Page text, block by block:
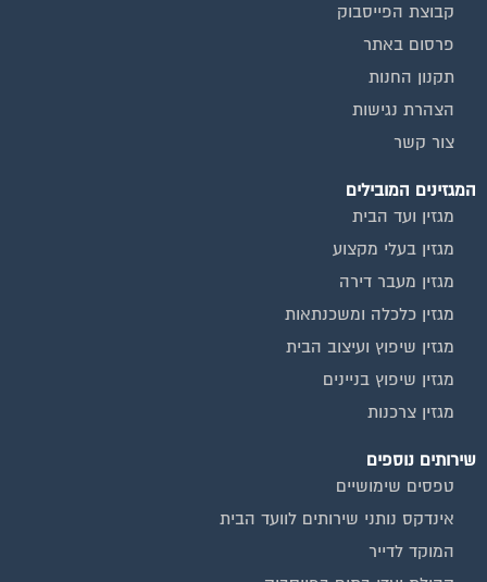
קבוצת הפייסבוק
פרסום באתר
תקנון החנות
הצהרת נגישות
צור קשר
המגזינים המובילים
מגזין ועד הבית
מגזין בעלי מקצוע
מגזין מעבר דירה
מגזין כלכלה ומשכנתאות
מגזין שיפוץ ועיצוב הבית
מגזין שיפוץ בניינים
מגזין צרכנות
שירותים נוספים
טפסים שימושיים
אינדקס נותני שירותים לוועד הבית
המוקד לדייר